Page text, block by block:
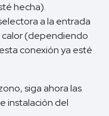
hecha).
a la entrada
(dependiendo
conexión ya esté
siga ahora las
instalación del